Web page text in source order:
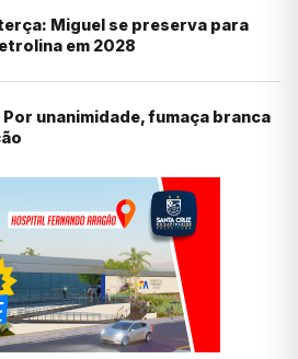
Miguel se preserva para
em 2028
unanimidade, fumaça branca